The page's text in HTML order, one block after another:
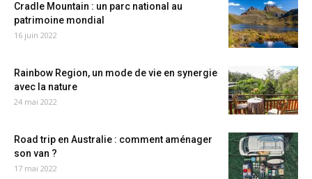
Cradle Mountain : un parc national au
patrimoine mondial
16 juin 2022
Rainbow Region, un mode de vie en synergie
avec la nature
24 mai 2022
Road trip en Australie : comment aménager
son van ?
17 mai 2022